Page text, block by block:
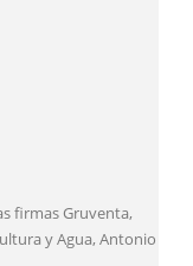
firmas Gruventa,
y Agua, Antonio